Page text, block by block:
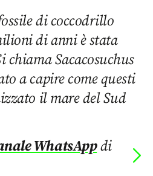
di coccodrillo
di anni è stata
chiama Sacacosuchus
a capire come questi
il mare del Sud
WhatsAppdi